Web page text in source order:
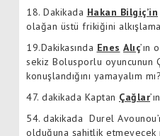
18. Dakikada Hakan Bilgiç’in
olağan üstü frikiğini
19.Dakikasında Enes Alıç’ın
sekiz Bolusporlu oyuncunun
konuşlandığını yamayalım mı?
47. dakikada Kaptan Çağlar
54. dakikada Durel
olduğuna şahitlik etmeyecek